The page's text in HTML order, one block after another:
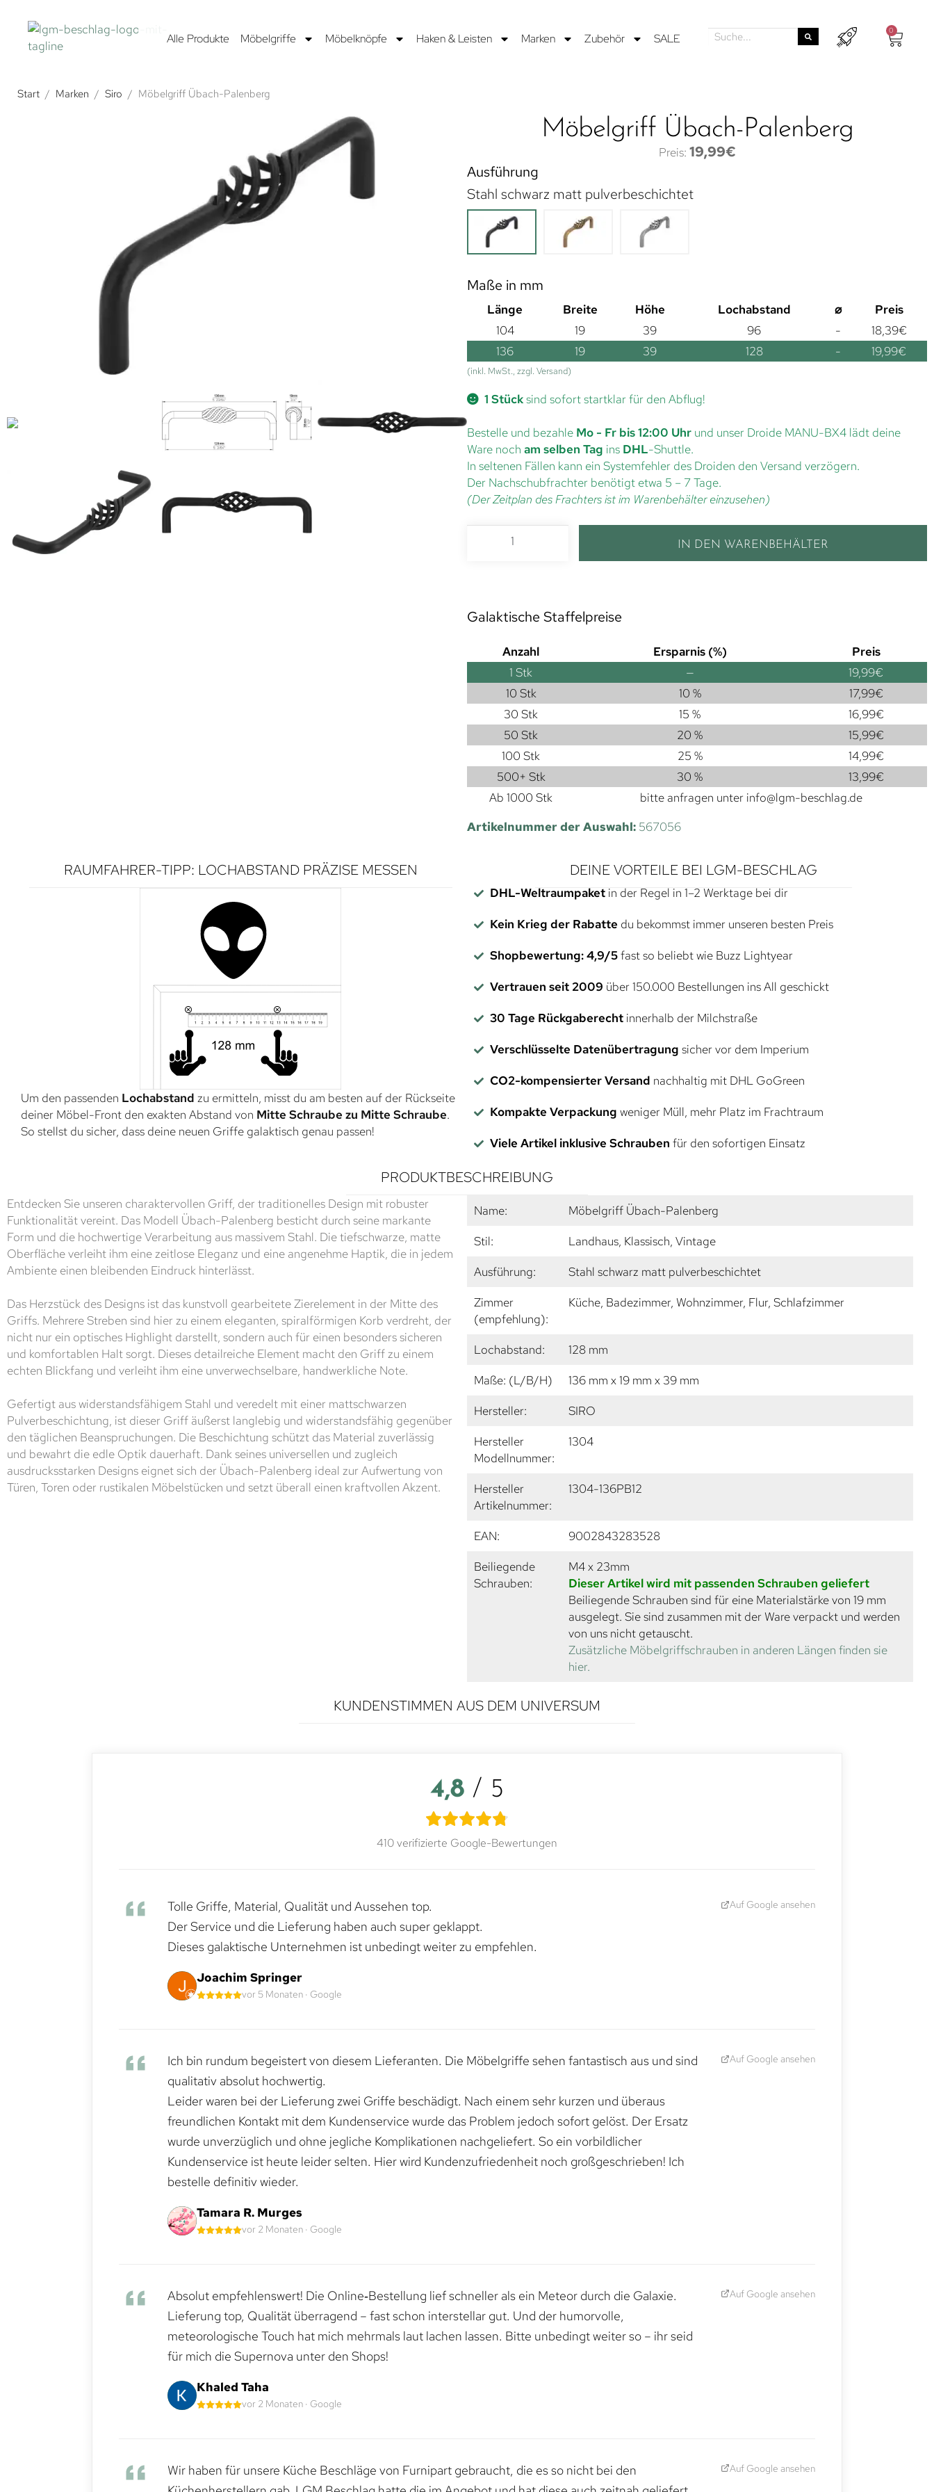
Alle Produkte Möbelgriffe Möbelknöpfe Haken & Leisten Marken Zubehör SALE
0
Start / Marken / Siro / Möbelgriff Übach-Palenberg
Möbelgriff Übach-Palenberg
19,99€
Ausführung
Stahl schwarz matt pulverbeschichtet
Maße in mm
Länge Breite Höhe Lochabstand ⌀
Preis
104
19 39 96 - 18,39€
136
19 39 128 - 19,99€
(inkl. MwSt., zzgl. Versand)
1 Stücksind sofort startklar für den Abflug!
Bestelle und bezahle Mo - Fr bis 12:00 Uhr und unser Droide MANU-BX4 lädt deine
Ware noch am selben Tag ins DHL-Shuttle.
In seltenen Fällen kann ein Systemfehler des Droiden den Versand verzögern.
Der Nachschubfrachter benötigt etwa 5 – 7 Tage.
(Der Zeitplan des Frachters ist im Warenbehälter einzusehen)
IN DEN WARENBEHÄLTER
Galaktische Staffelpreise
Anzahl Ersparnis (%)
Preis
1 Stk — 19,99€
10 Stk
10 % 17,99€
30 Stk
15 % 16,99€
50 Stk
20 % 15,99€
100 Stk
25 % 14,99€
500+ Stk
30 % 13,99€
Ab 1000 Stk
bitte anfragen unter info@lgm-beschlag.de
Artikelnummer der Auswahl: 567056
RAUMFAHRER-TIPP: LOCHABSTAND PRÄZISE MESSEN
Um den passenden Lochabstand zu ermitteln, misst du am besten auf der Rückseite
deiner Möbel-Front den exakten Abstand von Mitte Schraube zu Mitte Schraube.
So stellst du sicher, dass deine neuen Griffe galaktisch genau passen!
DEINE VORTEILE BEI LGM-BESCHLAG
DHL-Weltraumpaketin der Regel in 1–2 Werktage bei dir
Kein Krieg der Rabatte du bekommst immer unseren besten Preis
Shopbewertung: 4,9/5fast so beliebt wie Buzz Lightyear
Vertrauen seit 2009 über 150.000 Bestellungen ins All geschickt
30 Tage Rückgaberechtinnerhalb der Milchstraße
Verschlüsselte Datenübertragung sicher vor dem Imperium
CO2-kompensierter Versand nachhaltig mit DHL GoGreen
Kompakte Verpackung weniger Müll, mehr Platz im Frachtraum
Viele Artikel inklusive Schrauben für den sofortigen Einsatz
PRODUKTBESCHREIBUNG
Entdecken Sie unseren charaktervollen Griff, der traditionelles Design mit robuster
Funktionalität vereint. Das Modell Übach-Palenberg besticht durch seine markante
Form und die hochwertige Verarbeitung aus massivem Stahl. Die tiefschwarze, matte
Oberfläche verleiht ihm eine zeitlose Eleganz und eine angenehme Haptik, die in jedem
Ambiente einen bleibenden Eindruck hinterlässt.
Das Herzstück des Designs ist das kunstvoll gearbeitete Zierelement in der Mitte des
Griffs. Mehrere Streben sind hier zu einem eleganten, spiralförmigen Korb verdreht, der
nicht nur ein optisches Highlight darstellt, sondern auch für einen besonders sicheren
und komfortablen Halt sorgt. Dieses detailreiche Element macht den Griff zu einem
echten Blickfang und verleiht ihm eine unverwechselbare, handwerkliche Note.
Gefertigt aus widerstandsfähigem Stahl und veredelt mit einer mattschwarzen
Pulverbeschichtung, ist dieser Griff äußerst langlebig und widerstandsfähig gegenüber
den täglichen Beanspruchungen. Die Beschichtung schützt das Material zuverlässig
und bewahrt die edle Optik dauerhaft. Dank seines universellen und zugleich
ausdrucksstarken Designs eignet sich der Übach-Palenberg ideal zur Aufwertung von
Türen, Toren oder rustikalen Möbelstücken und setzt überall einen kraftvollen Akzent.
Name:
Möbelgriff Übach-Palenberg
Stil:
Landhaus, Klassisch, Vintage
Ausführung:
Stahl schwarz matt pulverbeschichtet
Zimmer
(empfehlung):
Küche, Badezimmer, Wohnzimmer, Flur, Schlafzimmer
Lochabstand:
128 mm
Maße: (L/B/H)
136 mm x 19 mm x 39 mm
Hersteller:
SIRO
Hersteller
Modellnummer:
1304
Hersteller
Artikelnummer:
1304-136PB12
EAN:
9002843283528
Beiliegende
Schrauben:
M4 x 23mm
Dieser Artikel wird mit passenden Schrauben geliefert
Beiliegende Schrauben sind für eine Materialstärke von 19 mm
ausgelegt. Sie sind zusammen mit der Ware verpackt und werden
von uns nicht getauscht.
Zusätzliche Möbelgriffschrauben in anderen Längen finden sie
hier.
KUNDENSTIMMEN AUS DEM UNIVERSUM
4,8 / 5
410 verifizierte Google-Bewertungen
Tolle Griffe, Material, Qualität und Aussehen top.
Der Service und die Lieferung haben auch super geklappt.
Dieses galaktische Unternehmen ist unbedingt weiter zu empfehlen.
Joachim Springer
vor 5 Monaten · Google
Auf Google ansehen
Ich bin rundum begeistert von diesem Lieferanten. Die Möbelgriffe sehen fantastisch aus und sind
qualitativ absolut hochwertig.
Leider waren bei der Lieferung zwei Griffe beschädigt. Nach einem sehr kurzen und überaus
freundlichen Kontakt mit dem Kundenservice wurde das Problem jedoch sofort gelöst. Der Ersatz
wurde unverzüglich und ohne jegliche Komplikationen nachgeliefert. So ein vorbildlicher
Kundenservice ist heute leider selten. Hier wird Kundenzufriedenheit noch großgeschrieben! Ich
bestelle definitiv wieder.
Tamara R. Murges
vor 2 Monaten · Google
Auf Google ansehen
Absolut empfehlenswert! Die Online‑Bestellung lief schneller als ein Meteor durch die Galaxie.
Lieferung top, Qualität überragend – fast schon interstellar gut. Und der humorvolle,
meteorologische Touch hat mich mehrmals laut lachen lassen. Bitte unbedingt weiter so – ihr seid
für mich die Supernova unter den Shops!
Khaled Taha
vor 2 Monaten · Google
Auf Google ansehen
Wir haben für unsere Küche Beschläge von Furnipart gebraucht, die es so nicht bei den
Auf Google ansehen